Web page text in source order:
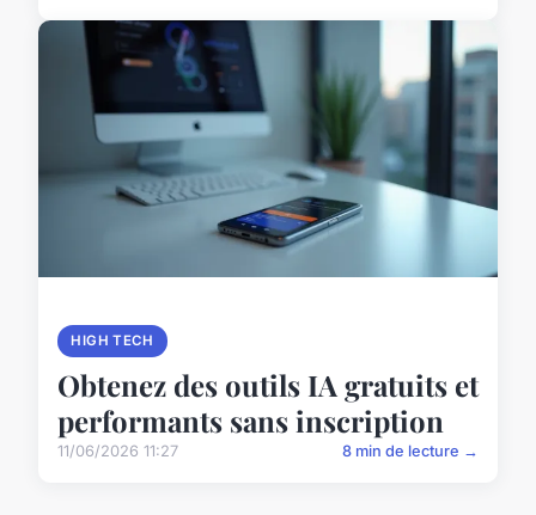
HIGH TECH
Obtenez des outils IA gratuits et
performants sans inscription
11/06/2026 11:27 8 min de lecture →